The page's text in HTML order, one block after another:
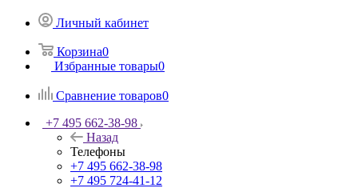
Личный кабинет
Корзина0
Избранные товары0
Сравнение товаров0
+7 495 662-38-98
Назад
Телефоны
+7 495 662-38-98
+7 495 724-41-12